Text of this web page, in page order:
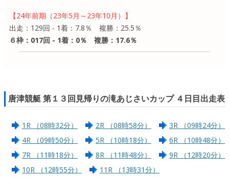
【24年前期（23年5月～23年10月）】
出走：129回 - 1着：7.8％ 複勝：25.5％
６枠：017回 - 1着：0％ 複勝：17.6％
唐津競艇 第１３回見帰りの滝あじさいカップ ４日目出走表
1R （08時32分） 2R （08時58分）
3R （09時24分）
4R （09時50分）
5R （10時18分）
6R （10時48分）
7R （11時18分）
8R （11時48分）
9R （12時20分）
10R （12時55分）
11R （13時31分）